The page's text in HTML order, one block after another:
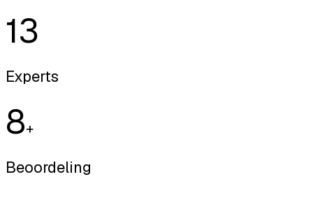
13
Experts
8+
Beoordeling